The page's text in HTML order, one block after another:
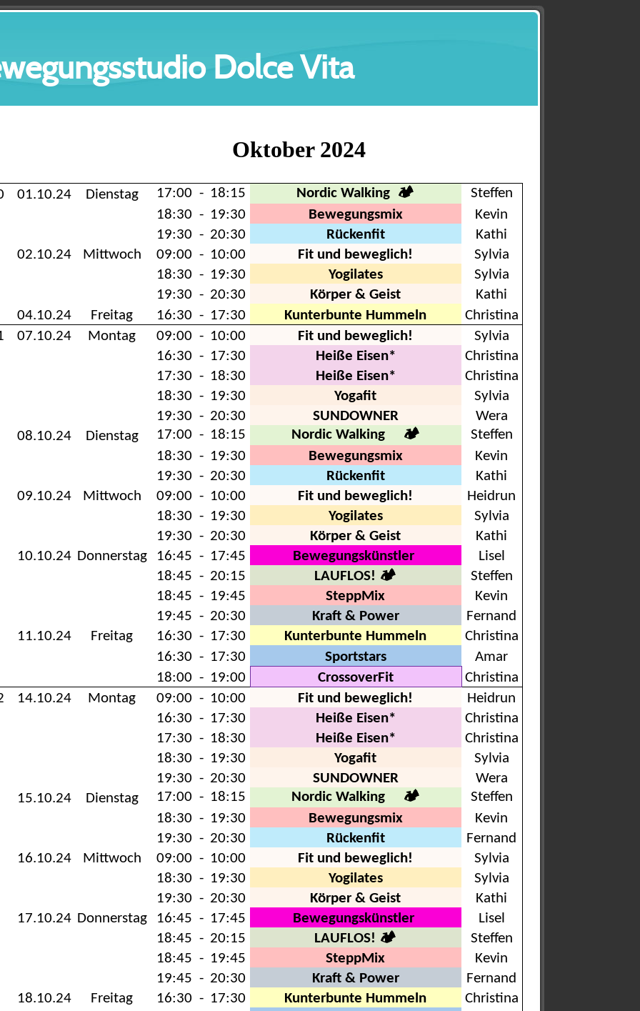
Dolce Vita
Oktober 2024
01.10.24 Dienstag 17:00 - 18:15 Nordic Walking 🏕
Steffen
18:30 - 19:30 Bewegungsmix
Kevin
19:30 - 20:30 Rückenfit
Kathi
02.10.24
Mittwoch 09:00 - 10:00 Fit und beweglich!
Sylvia
18:30 - 19:30 Yogilates
Sylvia
19:30 - 20:30 Körper & Geist
Kathi
04.10.24
Freitag 16:30 - 17:30 Kunterbunte Hummeln
Christina
07.10.24 Montag 09:00 - 10:00 Fit und beweglich!
Sylvia
16:30 - 17:30 Heiße Eisen*
Christina
17:30 - 18:30 Heiße Eisen*
Christina
18:30 - 19:30 Yogafit
Sylvia
19:30 - 20:30 SUNDOWNER
Wera
08.10.24
Dienstag 17:00 - 18:15 Nordic Walking 🏕
Steffen
18:30 - 19:30 Bewegungsmix
Kevin
19:30 - 20:30 Rückenfit
Kathi
09.10.24
Mittwoch 09:00 - 10:00 Fit und beweglich!
Heidrun
18:30 - 19:30 Yogilates
Sylvia
19:30 - 20:30 Körper & Geist
Kathi
10.10.24 Donnerstag 16:45 - 17:45 Bewegungskünstler
Lisel
18:45 - 20:15 LAUFLOS! 🏕
Steffen
18:45 - 19:45 SteppMix
Kevin
19:45 - 20:30 Kraft & Power
Fernand
11.10.24
Freitag 16:30 - 17:30 Kunterbunte Hummeln
Christina
16:30 - 17:30 Sportstars
Amar
18:00 - 19:00 CrossoverFit
Christina
14.10.24 Montag 09:00 - 10:00 Fit und beweglich!
Heidrun
16:30 - 17:30 Heiße Eisen*
Christina
17:30 - 18:30 Heiße Eisen*
Christina
18:30 - 19:30 Yogafit
Sylvia
19:30 - 20:30 SUNDOWNER
Wera
15.10.24
Dienstag 17:00 - 18:15 Nordic Walking 🏕
Steffen
18:30 - 19:30 Bewegungsmix
Kevin
19:30 - 20:30 Rückenfit
Fernand
16.10.24
Mittwoch 09:00 - 10:00 Fit und beweglich!
Sylvia
18:30 - 19:30 Yogilates
Sylvia
19:30 - 20:30 Körper & Geist
Kathi
17.10.24 Donnerstag 16:45 - 17:45 Bewegungskünstler
Lisel
18:45 - 20:15 LAUFLOS! 🏕
Steffen
18:45 - 19:45 SteppMix
Kevin
19:45 - 20:30 Kraft & Power
Fernand
18.10.24
Freitag 16:30 - 17:30 Kunterbunte Hummeln
Christina